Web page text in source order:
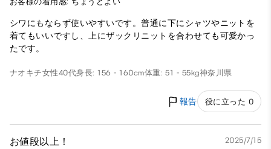
シワにもならず使いやすいです。普通に下にシャツやニットを
着てもいいですし、上にザックリニットを合わせても可愛かっ
たです。
ナオキチ女性40代身長: 156 - 160cm体重: 51 - 55kg神奈川県
報告 役に立った 0
お値段以上！ 2025/7/15